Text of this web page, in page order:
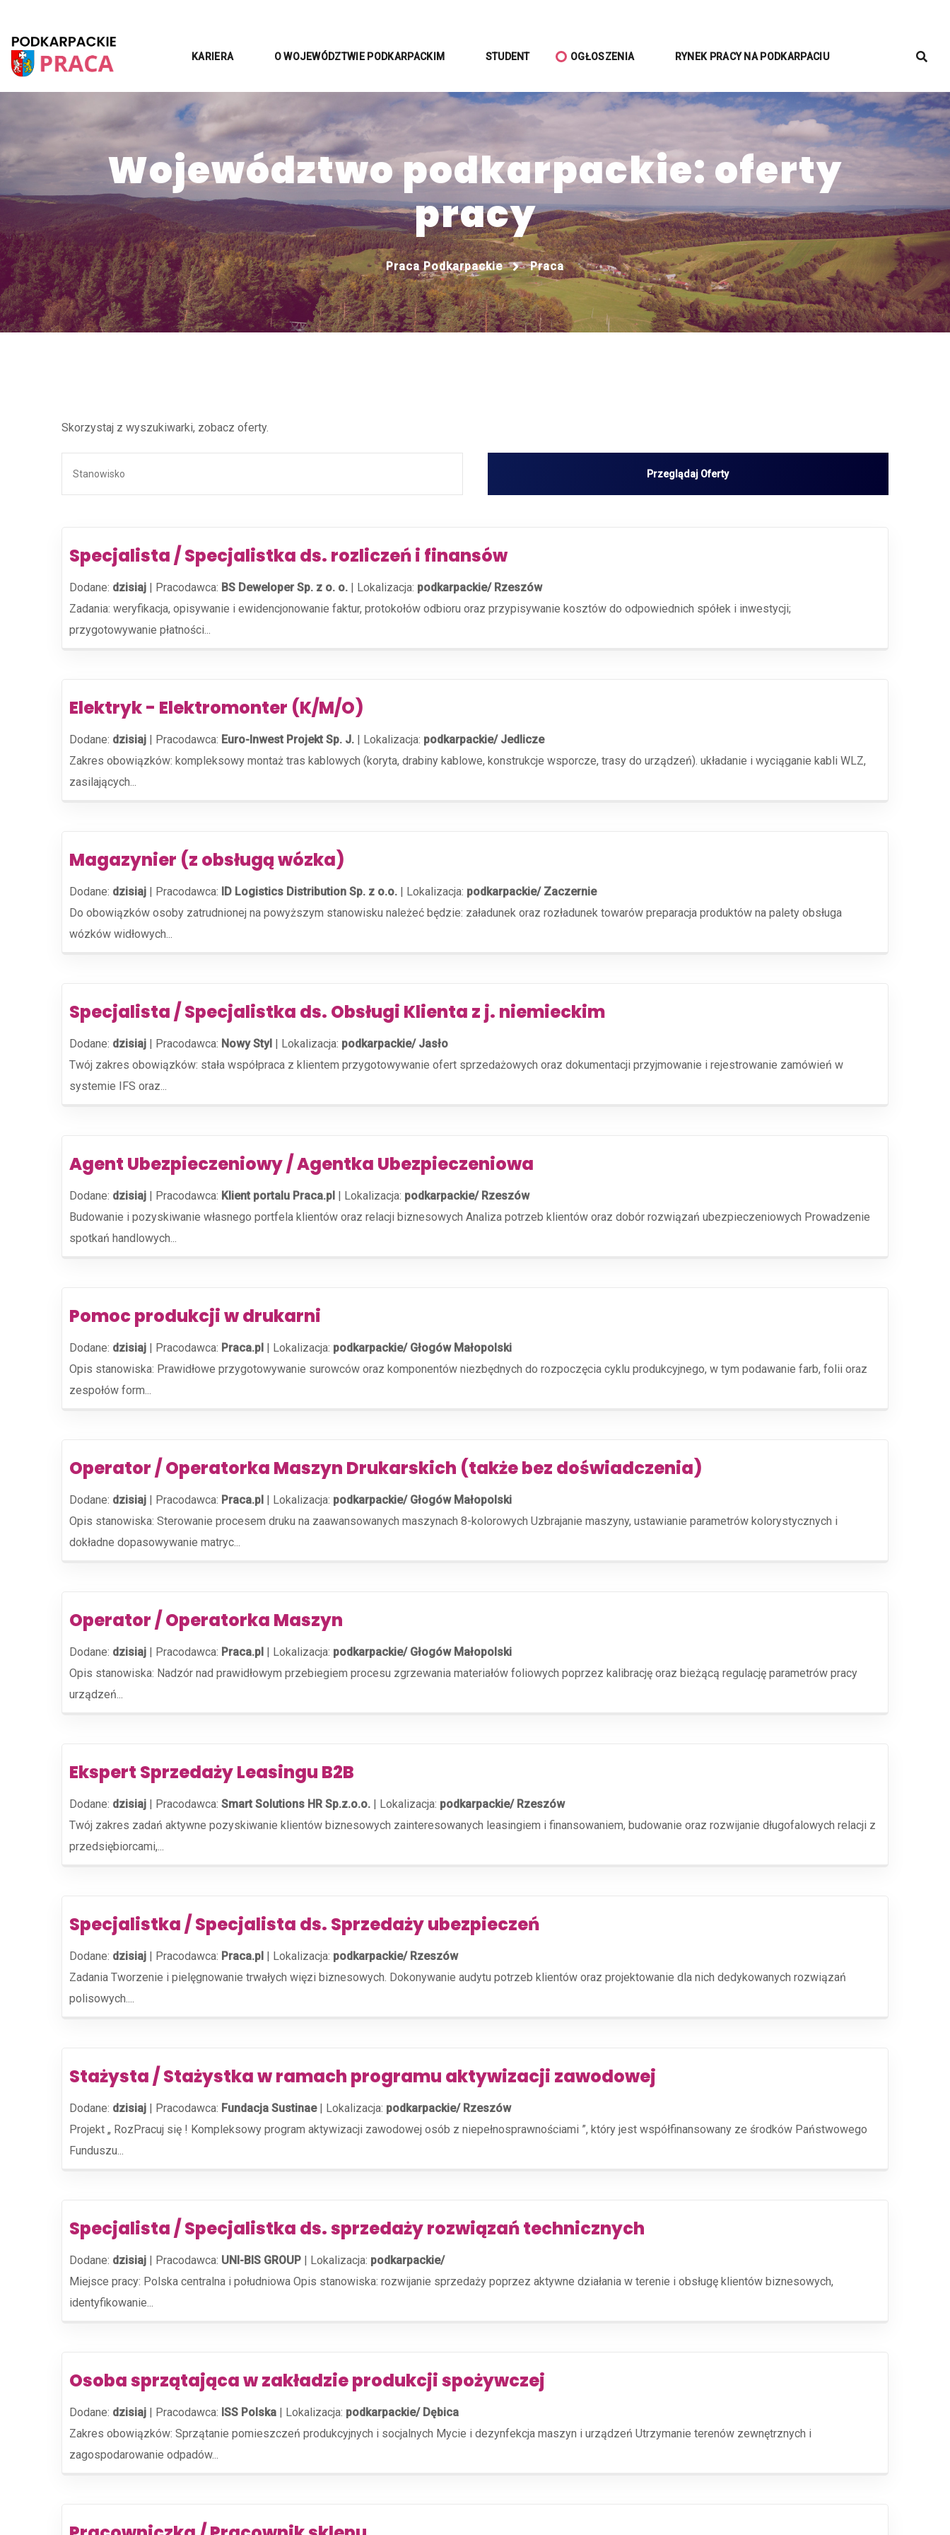
KARIERA O WOJEWÓDZTWIE PODKARPACKIM STUDENT OGŁOSZENIA RYNEK PRACY NA PODKARPACIU
Województwo podkarpackie: oferty
pracy
Praca Podkarpackie Praca
Skorzystaj z wyszukiwarki, zobacz oferty.
Specjalista / Specjalistka ds. rozliczeń i finansów
Dodane: dzisiaj | Pracodawca: BS Deweloper Sp. z o. o. | Lokalizacja: podkarpackie/ Rzeszów
Zadania: weryfikacja, opisywanie i ewidencjonowanie faktur, protokołów odbioru oraz przypisywanie kosztów do odpowiednich spółek i inwestycji;
przygotowywanie płatności...
Elektryk - Elektromonter (K/M/O)
Dodane: dzisiaj | Pracodawca: Euro-Inwest Projekt Sp. J. | Lokalizacja: podkarpackie/ Jedlicze
Zakres obowiązków: kompleksowy montaż tras kablowych (koryta, drabiny kablowe, konstrukcje wsporcze, trasy do urządzeń). układanie i wyciąganie kabli WLZ,
zasilających...
Magazynier (z obsługą wózka)
Dodane: dzisiaj | Pracodawca: ID Logistics Distribution Sp. z o.o. | Lokalizacja: podkarpackie/ Zaczernie
Do obowiązków osoby zatrudnionej na powyższym stanowisku należeć będzie: załadunek oraz rozładunek towarów preparacja produktów na palety obsługa
wózków widłowych...
Specjalista / Specjalistka ds. Obsługi Klienta z j. niemieckim
Dodane: dzisiaj | Pracodawca: Nowy Styl | Lokalizacja: podkarpackie/ Jasło
Twój zakres obowiązków: stała współpraca z klientem przygotowywanie ofert sprzedażowych oraz dokumentacji przyjmowanie i rejestrowanie zamówień w
systemie IFS oraz...
Agent Ubezpieczeniowy / Agentka Ubezpieczeniowa
Dodane: dzisiaj | Pracodawca: Klient portalu Praca.pl | Lokalizacja: podkarpackie/ Rzeszów
Budowanie i pozyskiwanie własnego portfela klientów oraz relacji biznesowych Analiza potrzeb klientów oraz dobór rozwiązań ubezpieczeniowych Prowadzenie
spotkań handlowych...
Pomoc produkcji w drukarni
Dodane: dzisiaj | Pracodawca: Praca.pl | Lokalizacja: podkarpackie/ Głogów Małopolski
Opis stanowiska: Prawidłowe przygotowywanie surowców oraz komponentów niezbędnych do rozpoczęcia cyklu produkcyjnego, w tym podawanie farb, folii oraz
zespołów form...
Operator / Operatorka Maszyn Drukarskich (także bez doświadczenia)
Dodane: dzisiaj | Pracodawca: Praca.pl | Lokalizacja: podkarpackie/ Głogów Małopolski
Opis stanowiska: Sterowanie procesem druku na zaawansowanych maszynach 8-kolorowych Uzbrajanie maszyny, ustawianie parametrów kolorystycznych i
dokładne dopasowywanie matryc...
Operator / Operatorka Maszyn
Dodane: dzisiaj | Pracodawca: Praca.pl | Lokalizacja: podkarpackie/ Głogów Małopolski
Opis stanowiska: Nadzór nad prawidłowym przebiegiem procesu zgrzewania materiałów foliowych poprzez kalibrację oraz bieżącą regulację parametrów pracy
urządzeń...
Ekspert Sprzedaży Leasingu B2B
Dodane: dzisiaj | Pracodawca: Smart Solutions HR Sp.z.o.o. | Lokalizacja: podkarpackie/ Rzeszów
Twój zakres zadań aktywne pozyskiwanie klientów biznesowych zainteresowanych leasingiem i finansowaniem, budowanie oraz rozwijanie długofalowych relacji z
przedsiębiorcami,...
Specjalistka / Specjalista ds. Sprzedaży ubezpieczeń
Dodane: dzisiaj | Pracodawca: Praca.pl | Lokalizacja: podkarpackie/ Rzeszów
Zadania Tworzenie i pielęgnowanie trwałych więzi biznesowych. Dokonywanie audytu potrzeb klientów oraz projektowanie dla nich dedykowanych rozwiązań
polisowych....
Stażysta / Stażystka w ramach programu aktywizacji zawodowej
Dodane: dzisiaj | Pracodawca: Fundacja Sustinae| Lokalizacja: podkarpackie/ Rzeszów
Projekt „ RozPracuj się ! Kompleksowy program aktywizacji zawodowej osób z niepełnosprawnościami ”, który jest współfinansowany ze środków Państwowego
Funduszu...
Specjalista / Specjalistka ds. sprzedaży rozwiązań technicznych
Dodane: dzisiaj | Pracodawca: UNI-BIS GROUP | Lokalizacja: podkarpackie/
Miejsce pracy: Polska centralna i południowa Opis stanowiska: rozwijanie sprzedaży poprzez aktywne działania w terenie i obsługę klientów biznesowych,
identyfikowanie...
Osoba sprzątająca w zakładzie produkcji spożywczej
Dodane: dzisiaj | Pracodawca: ISS Polska | Lokalizacja: podkarpackie/ Dębica
Zakres obowiązków: Sprzątanie pomieszczeń produkcyjnych i socjalnych Mycie i dezynfekcja maszyn i urządzeń Utrzymanie terenów zewnętrznych i
zagospodarowanie odpadów...